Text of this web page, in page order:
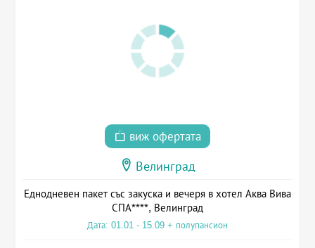
виж офертата
Велинград
Еднодневен пакет със закуска и вечеря в хотел Аква Вива
СПА****, Велинград
Дата: 01.01 - 15.09 + полупансион